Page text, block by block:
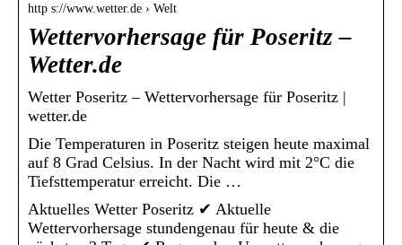
http s://www.wetter.de › Welt
Wettervorhersage für Poseritz –
Wetter.de
Wetter Poseritz – Wettervorhersage für Poseritz |
wetter.de
Die Temperaturen in Poseritz steigen heute maximal
auf 8 Grad Celsius. In der Nacht wird mit 2°C die
Tiefsttemperatur erreicht. Die …
Aktuelles Wetter Poseritz ✔ Aktuelle
Wettervorhersage stundengenau für heute & die